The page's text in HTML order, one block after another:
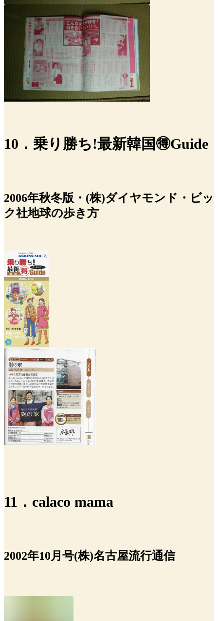
10．乗り勝ち!最新韓国🉐Guide
2006年秋冬版・(株)ダイヤモンド・ビッ
ク社地球の歩き方
11．calaco mama
2002年10月号(株)名古屋流行通信